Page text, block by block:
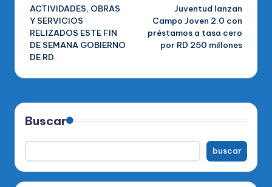
entradas
ACTIVIDADES, OBRAS
Y SERVICIOS
RELIZADOS ESTE FIN
DE SEMANA GOBIERNO
DE RD
Juventud lanzan
Campo Joven 2.0 con
préstamos a tasa cero
por RD 250 millones
Buscar
buscar